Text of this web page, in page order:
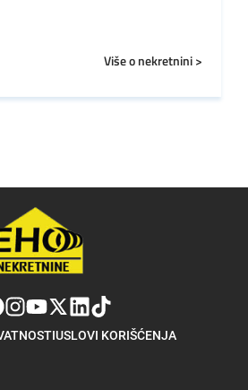
Više o nekretnini >
USLOVI KORIŠĆENJA